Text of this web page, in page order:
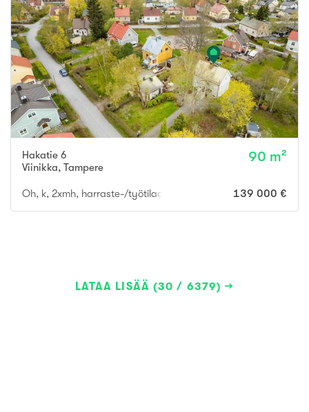
Hakatie 6
Viinikka, Tampere
90 m²
Oh, k, 2xmh, harraste-/työtilaa, pihasauna 139 000 €
LATAA LISÄÄ (30 / 6379)